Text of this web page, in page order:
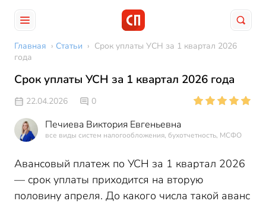
Главная › Статьи › Срок уплаты УСН за 1 квартал 2026
года
Срок уплаты УСН за 1 квартал 2026 года
22.04.2026 0
Печиева Виктория Евгеньевна
все виды систем налогообложения, бухотчетность, МСФО
Авансовый платеж по УСН за 1 квартал 2026
— срок уплаты приходится на вторую
половину апреля. До какого числа такой аванс